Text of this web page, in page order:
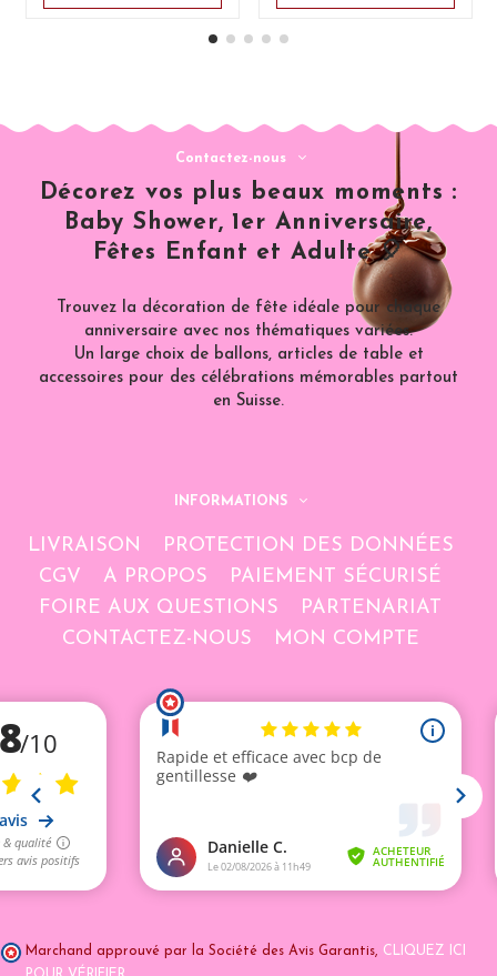
Contactez-nous
Décorez vos plus beaux moments :
Baby Shower, 1er Anniversaire,
Fêtes Enfant et Adulte 🎈
Trouvez la décoration de fête idéale pour chaque
anniversaire avec nos thématiques variées.
Un large choix de ballons, articles de table et
accessoires pour des célébrations mémorables partout
en Suisse.
INFORMATIONS
LIVRAISON
PROTECTION DES DONNÉES
CGV
A PROPOS
PAIEMENT SÉCURISÉ
FOIRE AUX QUESTIONS
PARTENARIAT
CONTACTEZ-NOUS
MON COMPTE
Marchand approuvé par la Société des Avis Garantis, CLIQUEZ ICI